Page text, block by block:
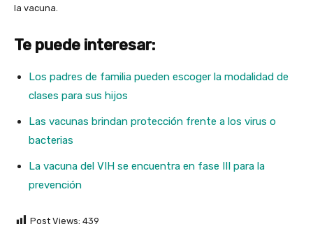
la vacuna.
Te puede interesar:
Los padres de familia pueden escoger la modalidad de
clases para sus hijos
Las vacunas brindan protección frente a los virus o
bacterias
La vacuna del VIH se encuentra en fase III para la
prevención
Post Views: 439